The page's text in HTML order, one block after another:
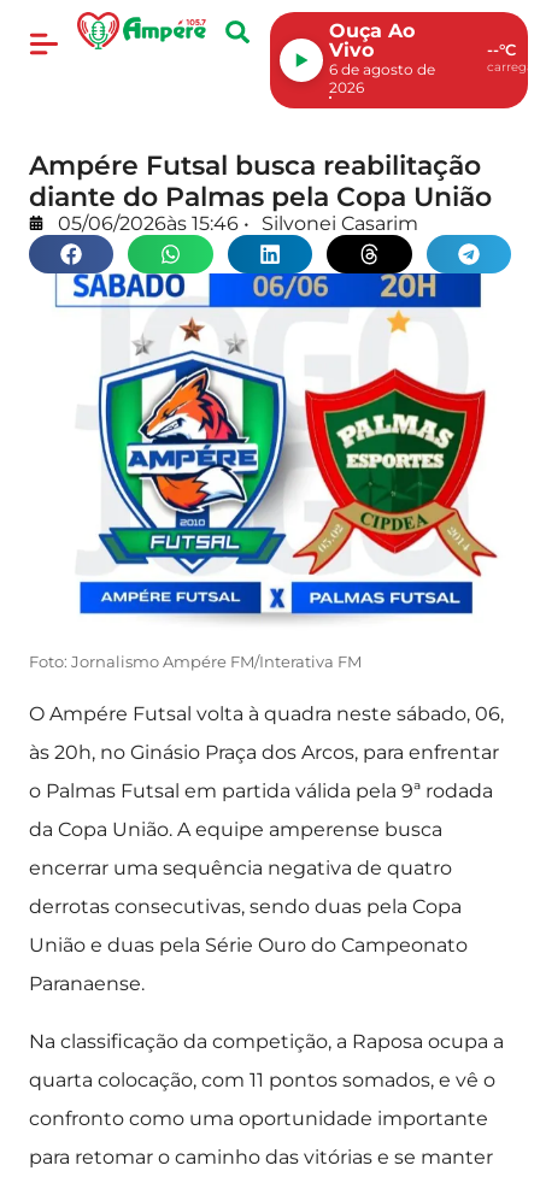
Ouça Ao
Vivo
6 de agosto de
2026
--°C
Ampére Futsal busca reabilitação
diante do Palmas pela Copa União
05/06/2026às 15:46 • Silvonei Casarim
Foto: Jornalismo Ampére FM/Interativa FM
O Ampére Futsal volta à quadra neste sábado, 06,
às 20h, no Ginásio Praça dos Arcos, para enfrentar
o Palmas Futsal em partida válida pela 9ª rodada
da Copa União. A equipe amperense busca
encerrar uma sequência negativa de quatro
derrotas consecutivas, sendo duas pela Copa
União e duas pela Série Ouro do Campeonato
Paranaense.
Na classificação da competição, a Raposa ocupa a
quarta colocação, com 11 pontos somados, e vê o
confronto como uma oportunidade importante
para retomar o caminho das vitórias e se manter